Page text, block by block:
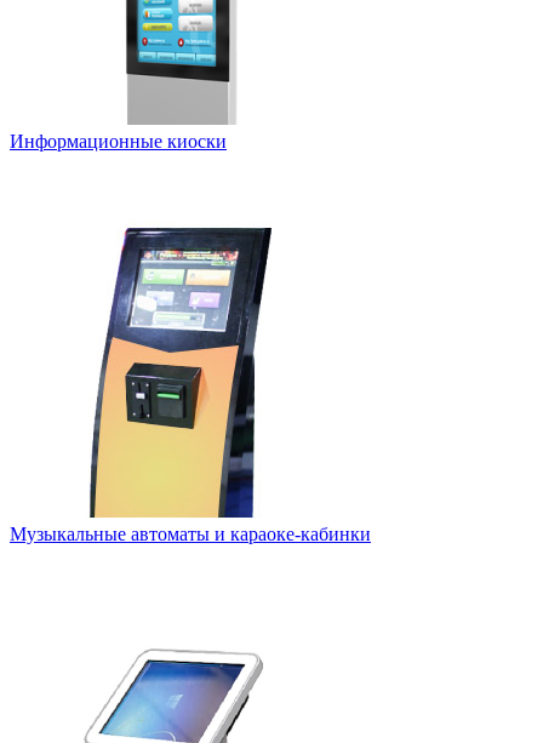
Информационные киоски
Музыкальные автоматы и караоке-кабинки